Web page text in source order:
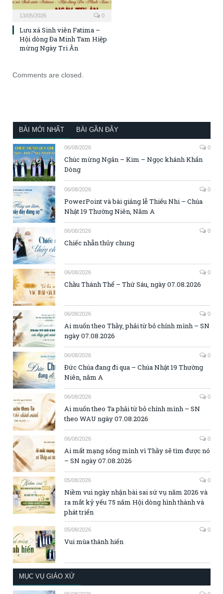
13/05/2026 0
Lưu xá Sinh viên Fatima –
Hội dòng Đa Minh Tam Hiệp
mừng Ngày Tri Ân
Comments are closed.
BÀI MỚI NHẤT BÀI GẦN ĐÂY
06/08/2026 0
Chúc mừng Ngân – Kim – Ngọc khánh Khấn
Dòng
06/08/2026 0
PowerPoint và bài giảng lễ Thiếu Nhi – Chúa
Nhật 19 Thường Niên, Năm A
06/08/2026 0
Chiếc nhẫn thủy chung
06/08/2026 0
Chầu Thánh Thể – Thứ Sáu, ngày 07.08.2026
06/08/2026 0
Ai muốn theo Thầy, phải từ bỏ chính mình – SN
ngày 07.08.2026
06/08/2026 0
Đức Chúa đang đi qua – Chúa Nhật 19 Thường
Niên, năm A
06/08/2026 0
Ai muốn theo Ta phải từ bỏ chính mình – SN
theo WAU ngày 07.08.2026
06/08/2026 0
Ai mất mạng sống mình vì Thầy sẽ tìm được nó
– SN ngày 07.08.2026
05/08/2026 0
Niềm vui ngày nhận bài sai sứ vụ năm 2026 và
ra mắt kỷ yếu 75 năm Hội dòng hình thành và
phát triển
05/08/2026 0
Vui mùa thánh hiến
MỤC VỤ GIÁO XỨ